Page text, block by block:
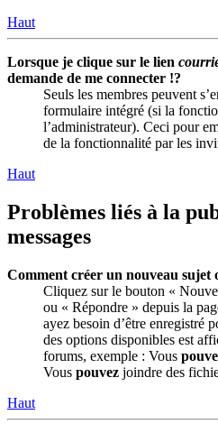
Haut
Lorsque je clique sur le lien
demande de me connecter !?
Seuls les membres peuvent
formulaire intégré (si la
l’administrateur). Ceci pour
de la fonctionnalité par les
Haut
Problèmes liés à la
messages
Comment créer un nouveau sujet
Cliquez sur le bouton «
ou « Répondre » depuis la
ayez besoin d’être enregistré
des options disponibles est
forums, exemple : Vous
Vous pouvez joindre des
Haut